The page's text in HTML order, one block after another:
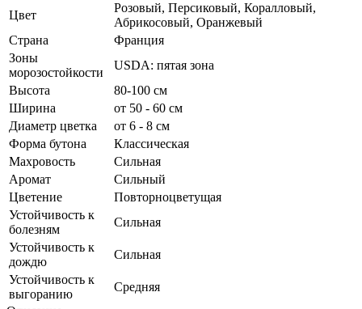
Цвет
Розовый, Персиковый, Коралловый,
Абрикосовый, Оранжевый
Страна
Франция
Зоны
морозостойкости
USDA: пятая зона
Высота
80-100 см
Ширина
от 50 - 60 см
Диаметр цветка
от 6 - 8 см
Форма бутона
Классическая
Махровость
Сильная
Аромат
Сильный
Цветение
Повторноцветущая
Устойчивость к
болезням
Сильная
Устойчивость к
дождю
Сильная
Устойчивость к
выгоранию
Средняя